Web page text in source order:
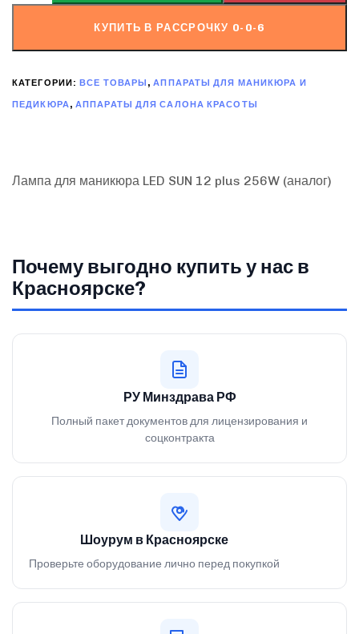
КУПИТЬ В РАССРОЧКУ 0-0-6
КАТЕГОРИИ: ВСЕ ТОВАРЫ ,АППАРАТЫ ДЛЯ МАНИКЮРА И
ПЕДИКЮРА,АППАРАТЫ ДЛЯ САЛОНА КРАСОТЫ
Лампа для маникюра LED SUN 12 plus 256W (аналог)
Почему выгодно купить у нас в
Красноярске?
РУ Минздрава РФ
Полный пакет документов для лицензирования и
соцконтракта
Шоурум в Красноярске
Проверьте оборудование лично перед покупкой